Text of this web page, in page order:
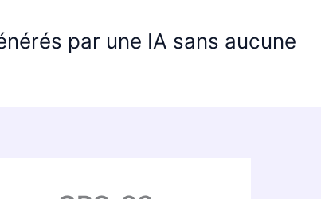
par une IA sans aucune